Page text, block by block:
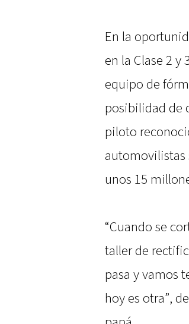
En la
en la Clase 2 y
equipo de
posibilidad de
piloto
automovilistas
unos 15
“Cuando se
taller de
pasa y vamos
hoy es otra”,